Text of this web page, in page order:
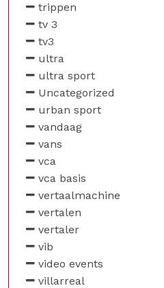
trippen
tv 3
tv3
ultra
ultra sport
Uncategorized
urban sport
vandaag
vans
vca
vca basis
vertaalmachine
vertalen
vertaler
vib
video events
villarreal